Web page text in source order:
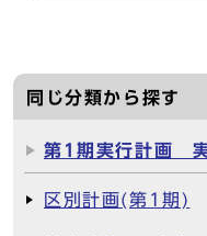
同じ分類から探す
第1期実行計画
区別計画(第1期)